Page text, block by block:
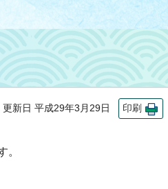
新日 平成29年3月29日 印刷
。